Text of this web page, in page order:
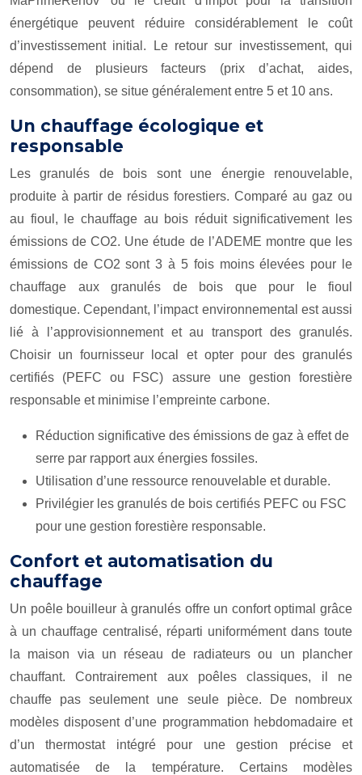
énergétique peuvent réduire considérablement le coût
d’investissement initial. Le retour sur investissement, qui
dépend de plusieurs facteurs (prix d’achat, aides,
consommation), se situe généralement entre 5 et 10 ans.
Un chauffage écologique et
responsable
Les granulés de bois sont une énergie renouvelable,
produite à partir de résidus forestiers. Comparé au gaz ou
au fioul, le chauffage au bois réduit significativement les
émissions de CO2. Une étude de l’ADEME montre que les
émissions de CO2 sont 3 à 5 fois moins élevées pour le
chauffage aux granulés de bois que pour le fioul
domestique. Cependant, l’impact environnemental est aussi
lié à l’approvisionnement et au transport des granulés.
Choisir un fournisseur local et opter pour des granulés
certifiés (PEFC ou FSC) assure une gestion forestière
responsable et minimise l’empreinte carbone.
Réduction significative des émissions de gaz à effet de
serre par rapport aux énergies fossiles.
Utilisation d’une ressource renouvelable et durable.
Privilégier les granulés de bois certifiés PEFC ou FSC
pour une gestion forestière responsable.
Confort et automatisation du
chauffage
Un poêle bouilleur à granulés offre un confort optimal grâce
à un chauffage centralisé, réparti uniformément dans toute
la maison via un réseau de radiateurs ou un plancher
chauffant. Contrairement aux poêles classiques, il ne
chauffe pas seulement une seule pièce. De nombreux
modèles disposent d’une programmation hebdomadaire et
d’un thermostat intégré pour une gestion précise et
automatisée de la température. Certains modèles